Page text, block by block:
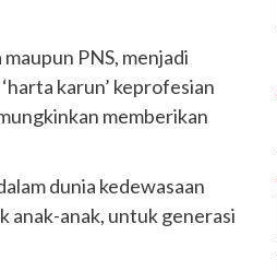
PNS, menjadi
karun’ keprofesian
memberikan
dunia kedewasaan
anak-anak, untuk generasi